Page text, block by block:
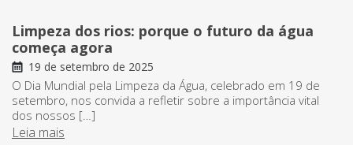
Limpeza dos rios: porque o futuro da água
começa agora
19 de setembro de 2025
O Dia Mundial pela Limpeza da Água, celebrado em 19 de
setembro, nos convida a refletir sobre a importância vital
dos nossos […]
Leia mais